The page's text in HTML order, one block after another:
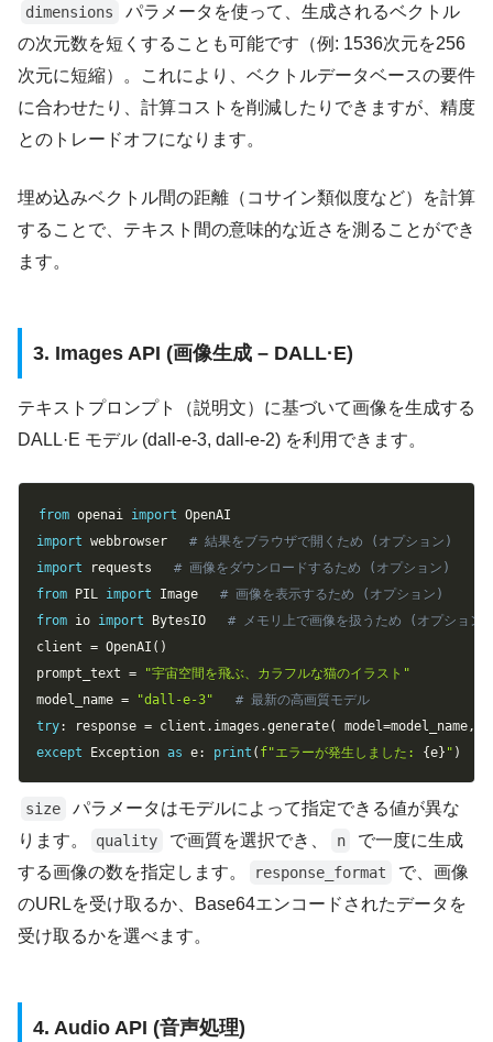
dimensions
パラメータを使って、生成されるベクトル
の次元数を短くすることも可能です（例: 1536次元を256
次元に短縮）。これにより、ベクトルデータベースの要件
に合わせたり、計算コストを削減したりできますが、精度
とのトレードオフになります。
埋め込みベクトル間の距離（コサイン類似度など）を計算
することで、テキスト間の意味的な近さを測ることができ
ます。
3. Images API (画像生成 – DALL·E)
テキストプロンプト（説明文）に基づいて画像を生成する
DALL·E モデル (dall-e-3, dall-e-2) を利用できます。
from openai import
import webbrowser
# 結果をブラウザで開くため (オプション)
import requests
# 画像をダウンロードするため (オプション)
from PIL import Image
# 画像を表示するため (オプション)
from io import BytesIO
# メモリ上で画像を扱うため (オプション)
client = OpenAI ( )
prompt_text =
"宇宙空間を飛ぶ、カラフルな猫のイラスト"
model_name = "dall-e-3"
# 最新の高画質モデル
try: response = client . images .generate( model=model_name,
except Exception as e: print ( f"エラーが発生しました: {e} " )
size
パラメータはモデルによって指定できる値が異な
ります。
quality で画質を選択でき、 n
で一度に生成
する画像の数を指定します。
response_format
で、画像
のURLを受け取るか、Base64エンコードされたデータを
受け取るかを選べます。
4. Audio API (音声処理)